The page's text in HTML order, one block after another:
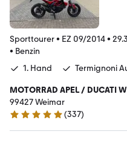
Sporttourer• EZ 09/2014•
• Benzin
1. Hand
Termignoni
MOTORRAD APEL / DUCATI
99427 Weimar
4.9 Sterne
(337)